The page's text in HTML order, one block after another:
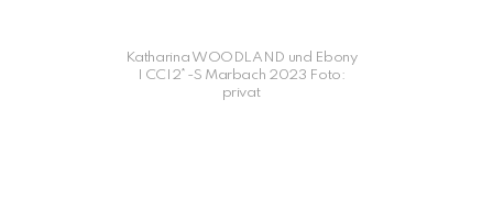
Katharina WOODLAND und Ebony
I CCI2*-S Marbach 2023 Foto:
privat